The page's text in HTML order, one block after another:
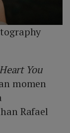
You
momen
Rafael